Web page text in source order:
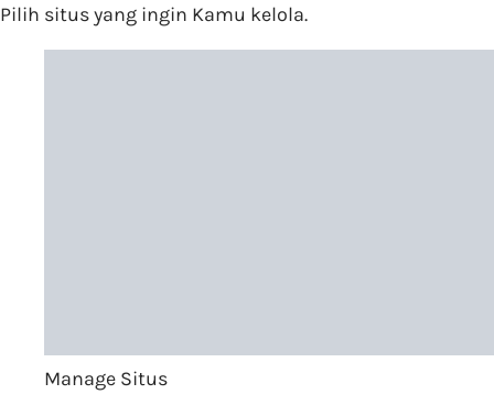
Pilih situs yang ingin Kamu kelola.
Manage Situs